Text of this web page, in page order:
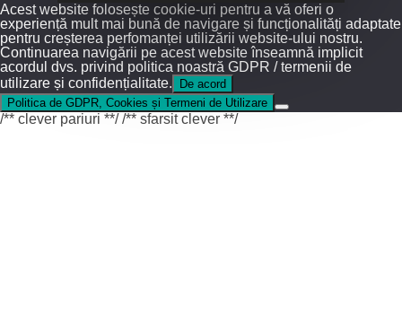
Acest website folosește cookie-uri pentru a vă oferi o
experiență mult mai bună de navigare și funcționalități adaptate
pentru creșterea perfomanței utilizării website-ului nostru.
Continuarea navigării pe acest website înseamnă implicit
acordul dvs. privind politica noastră GDPR / termenii de
utilizare și confidențialitate.
De acord
Politica de GDPR, Cookies și Termeni de Utilizare
/** clever pariuri **//** sfarsit clever **/